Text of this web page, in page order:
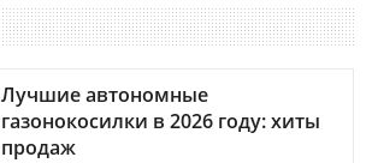
Лучшие автономные
газонокосилки в 2026 году: хиты
продаж